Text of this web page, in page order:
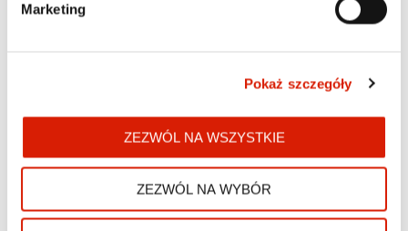
Marketing
Pokaż szczegóły
ZEZWÓL NA WSZYSTKIE
ZEZWÓL NA WYBÓR
Cena regularna: lub 13 600 pkt